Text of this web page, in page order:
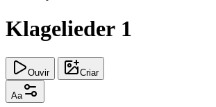
Klagelieder 1
Ouvir Criar
Aa